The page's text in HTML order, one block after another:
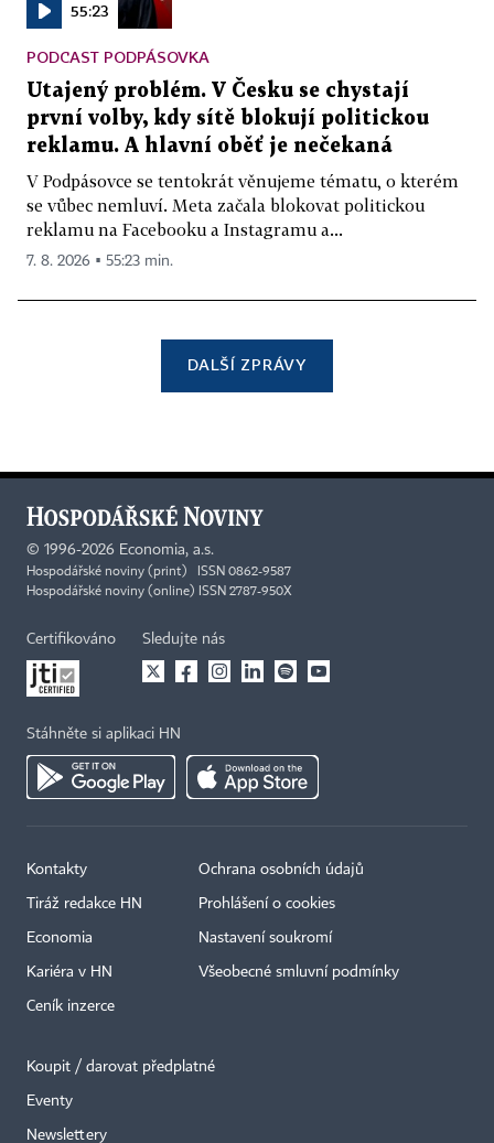
55:23
PODCAST PODPÁSOVKA
Utajený problém. V Česku se chystají
první volby, kdy sítě blokují politickou
reklamu. A hlavní oběť je nečekaná
V Podpásovce se tentokrát věnujeme tématu, o kterém
se vůbec nemluví. Meta začala blokovat politickou
reklamu na Facebooku a Instagramu a...
7. 8. 2026 ▪ 55:23 min.
DALŠÍ ZPRÁVY
© 1996-2026 Economia, a.s.
Hospodářské noviny (print) ISSN 0862-9587
Hospodářské noviny (online) ISSN 2787-950X
Certifikováno Sledujte nás
Stáhněte si aplikaci HN
Kontakty
Tiráž redakce HN
Economia
Kariéra v HN
Ceník inzerce
Ochrana osobních údajů
Prohlášení o cookies
Nastavení soukromí
Všeobecné smluvní podmínky
Koupit / darovat předplatné
Eventy
Newslettery